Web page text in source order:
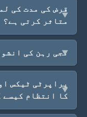
قرض کی مدت کی
متاثر کرتی ہے؟
نجی رہن کی انشورنس (0)
پراپرٹی ٹیکس
کا انتظام کیسے